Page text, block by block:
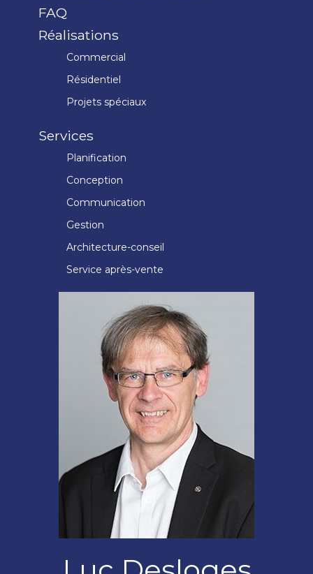
FAQ
Réalisations
Commercial
Résidentiel
Projets spéciaux
Services
Planification
Conception
Communication
Gestion
Architecture-conseil
Service après-vente